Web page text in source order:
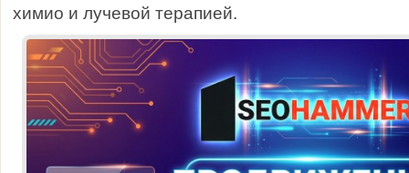
химио и лучевой терапией.